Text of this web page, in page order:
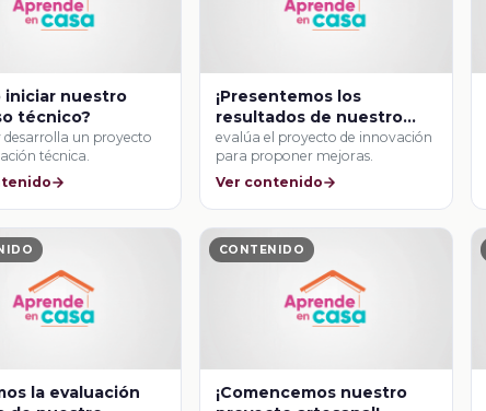
iniciar nuestro
técnico?
desarrolla un proyecto
técnica.
¡Presentemos los
resultados de nuestro
proyecto de innovación!
evalúa el proyecto de innovación
para proponer mejoras.
Ver contenido
la evaluación
CONTENIDO
¡Comencemos nuestro